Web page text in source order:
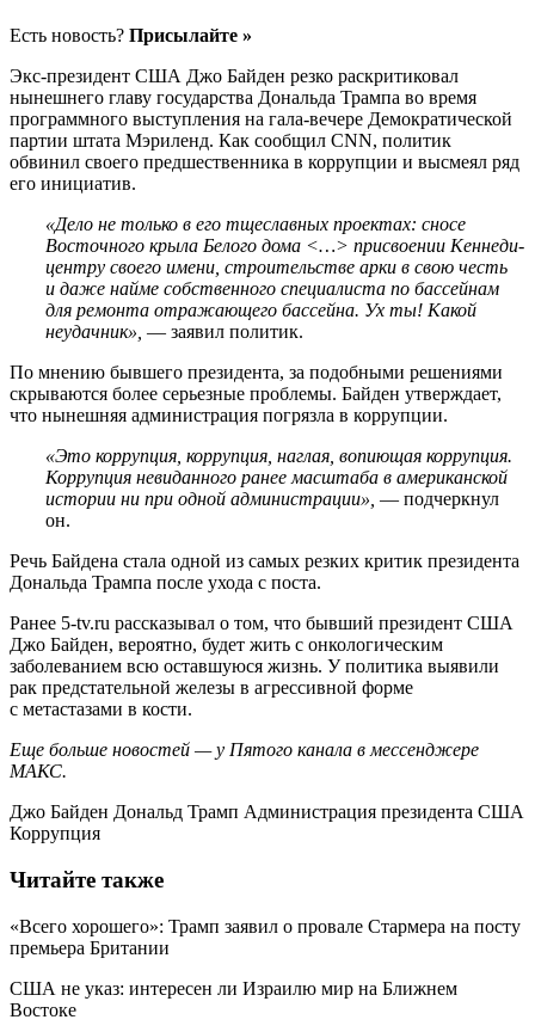
Есть новость? Присылайте »
Экс-президент США Джо Байден резко раскритиковал
нынешнего главу государства Дональда Трампа во время
программного выступления на гала-вечере Демократической
партии штата Мэриленд. Как сообщил CNN, политик
обвинил своего предшественника в коррупции и высмеял ряд
его инициатив.
«Дело не только в его тщеславных проектах: сносе
Восточного крыла Белого дома <…> присвоении Кеннеди-
центру своего имени, строительстве арки в свою честь
и даже найме собственного специалиста по бассейнам
для ремонта отражающего бассейна. Ух ты! Какой
неудачник», — заявил политик.
По мнению бывшего президента, за подобными решениями
скрываются более серьезные проблемы. Байден утверждает,
что нынешняя администрация погрязла в коррупции.
«Это коррупция, коррупция, наглая, вопиющая коррупция.
Коррупция невиданного ранее масштаба в американской
истории ни при одной администрации», — подчеркнул
он.
Речь Байдена стала одной из самых резких критик президента
Дональда Трампа после ухода с поста.
Ранее 5-tv.ru рассказывал о том, что бывший президент США
Джо Байден, вероятно, будет жить с онкологическим
заболеванием всю оставшуюся жизнь. У политика выявили
рак предстательной железы в агрессивной форме
с метастазами в кости.
Еще больше новостей — у Пятого канала в мессенджере
МАКС.
Джо Байден Дональд Трамп Администрация президента США
Коррупция
Читайте также
«Всего хорошего»: Трамп заявил о провале Стармера на посту
премьера Британии
США не указ: интересен ли Израилю мир на Ближнем
Востоке